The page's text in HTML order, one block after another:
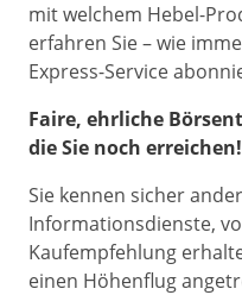
mit welchem Hebel-
erfahren Sie – wie
Express-Service
Faire, ehrliche
die Sie noch erreichen!
Sie kennen sicher
Informationsdienste,
Kaufempfehlung
einen Höhenflug